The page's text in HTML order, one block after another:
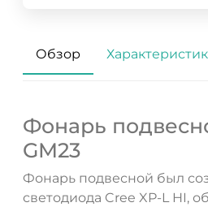
Обзор
Фонарь
GM23
Фонарь подвесной был
светодиода Cree XP-L HI,